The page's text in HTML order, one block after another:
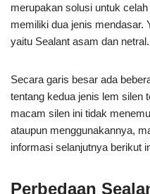
merupakan solusi untuk
memiliki dua jenis mendasar.
yaitu Sealant asam dan netral.
Secara garis besar ada
tentang kedua jenis lem silen
macam silen ini tidak
ataupun menggunakannya,
informasi selanjutnya berikut
Perbedaan